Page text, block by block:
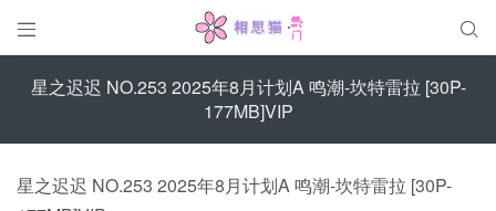
 
星之迟迟 NO.253 2025年8月计划A 鸣潮-坎特雷拉 [30P-
177MB]VIP
星之迟迟 NO.253 2025年8月计划A 鸣潮-坎特雷拉 [30P-